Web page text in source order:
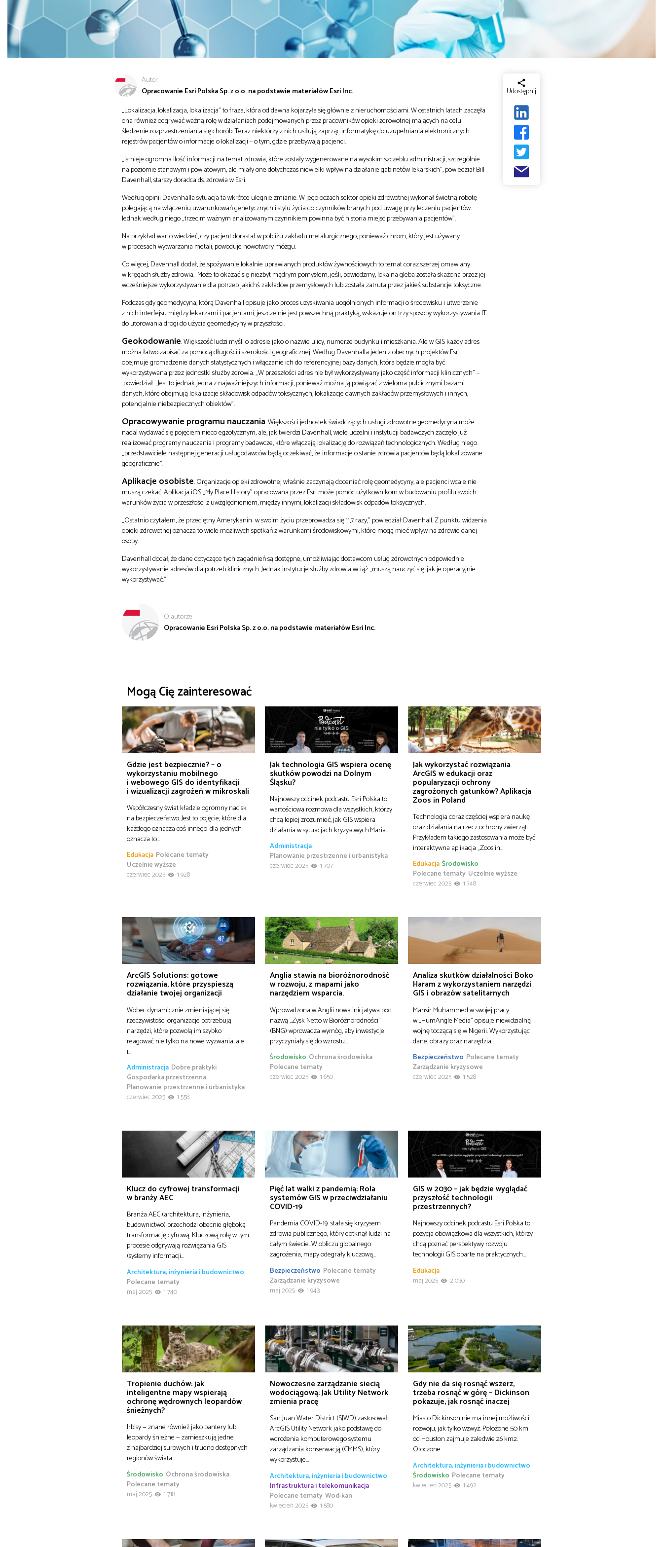
Autor
Opracowanie Esri Polska Sp. z o.o. na podstawie materiałów Esri Inc.
„Lokalizacja, lokalizacja, lokalizacja” to fraza, która od dawna kojarzyła się głównie z nieruchomościami. W ostatnich latach zaczęła
ona również odgrywać ważną rolę w działaniach podejmowanych przez pracowników opieki zdrowotnej mających na celu
śledzenie rozprzestrzeniania się chorób. Teraz niektórzy z nich usiłują zaprząc informatykę do uzupełniania elektronicznych
rejestrów pacjentów o informacje o lokalizacji – o tym, gdzie przebywają pacjenci.
„Istnieje ogromna ilość informacji na temat zdrowia, które zostały wygenerowane na wysokim szczeblu administracji, szczególnie
na poziomie stanowym i powiatowym, ale miały one dotychczas niewielki wpływ na działanie gabinetów lekarskich”, powiedział Bill
Davenhall, starszy doradca ds. zdrowia w Esri.
Według opinii Davenhalla sytuacja ta wkrótce ulegnie zmianie. W jego oczach sektor opieki zdrowotnej wykonał świetną robotę
polegającą na włączeniu uwarunkowań genetycznych i stylu życia do czynników branych pod uwagę przy leczeniu pacjentów.
Jednak według niego „trzecim ważnym analizowanym czynnikiem powinna być historia miejsc przebywania pacjentów”.
Na przykład warto wiedzieć, czy pacjent dorastał w pobliżu zakładu metalurgicznego, ponieważ chrom, który jest używany
w procesach wytwarzania metali, powoduje nowotwory mózgu.
Co więcej, Davenhall dodał, że spożywanie lokalnie uprawianych produktów żywnościowych to temat coraz szerzej omawiany
w kręgach służby zdrowia. Może to okazać się niezbyt mądrym pomysłem, jeśli, powiedzmy, lokalna gleba została skażona przez jej
wcześniejsze wykorzystywanie dla potrzeb jakichś zakładów przemysłowych lub została zatruta przez jakieś substancje toksyczne.
Podczas gdy geomedycyna, którą Davenhall opisuje jako proces uzyskiwania uogólnionych informacji o środowisku i utworzenie
z nich interfejsu między lekarzami i pacjentami, jeszcze nie jest powszechną praktyką, wskazuje on trzy sposoby wykorzystywania IT
do utorowania drogi do użycia geomedycyny w przyszłości.
Geokodowanie. Większość ludzi myśli o adresie jako o nazwie ulicy, numerze budynku i mieszkania. Ale w GIS każdy adres
można łatwo zapisać za pomocą długości i szerokości geograficznej. Według Davenhalla jeden z obecnych projektów Esri
obejmuje gromadzenie danych statystycznych i włączanie ich do referencyjnej bazy danych, która będzie mogła być
wykorzystywana przez jednostki służby zdrowia. „W przeszłości adres nie był wykorzystywany jako część informacji klinicznych” –
powiedział. „Jest to jednak jedna z najważniejszych informacji, ponieważ można ją powiązać z wieloma publicznymi bazami
danych, które obejmują lokalizacje składowisk odpadów toksycznych, lokalizacje dawnych zakładów przemysłowych i innych,
potencjalnie niebezpiecznych obiektów”.
Opracowywanie programu nauczania. Większości jednostek świadczących usługi zdrowotne geomedycyna może
nadal wydawać się pojęciem nieco egzotycznym, ale, jak twierdzi Davenhall, wiele uczelni i instytucji badawczych zaczęło już
realizować programy nauczania i programy badawcze, które włączają lokalizację do rozwiązań technologicznych. Według niego
„przedstawiciele następnej generacji usługodawców będą oczekiwać, że informacje o stanie zdrowia pacjentów będą lokalizowane
geograficznie”.
Aplikacje osobiste. Organizacje opieki zdrowotnej właśnie zaczynają doceniać rolę geomedycyny, ale pacjenci wcale nie
muszą czekać. Aplikacja iOS „My Place History” opracowana przez Esri może pomóc użytkownikom w budowaniu profilu swoich
warunków życia w przeszłości z uwzględnieniem, między innymi, lokalizacji składowisk odpadów toksycznych.
„Ostatnio czytałem, że przeciętny Amerykanin w swoim życiu przeprowadza się 11,7 razy,” powiedział Davenhall. Z punktu widzenia
opieki zdrowotnej oznacza to wiele możliwych spotkań z warunkami środowiskowymi, które mogą mieć wpływ na zdrowie danej
osoby.
Davenhall dodał, że dane dotyczące tych zagadnień są dostępne, umożliwiając dostawcom usług zdrowotnych odpowiednie
wykorzystywanie adresów dla potrzeb klinicznych. Jednak instytucje służby zdrowia wciąż „muszą nauczyć się, jak je operacyjnie
wykorzystywać.”
O autorze
Opracowanie Esri Polska Sp. z o.o. na podstawie materiałów Esri Inc.
Udostępnij
Mogą Cię zainteresować
Gdzie jest bezpiecznie? – o
wykorzystaniu mobilnego
i webowego GIS do identyfikacji
i wizualizacji zagrożeń w mikroskali
Współczesny świat kładzie ogromny nacisk
na bezpieczeństwo. Jest to pojęcie, które dla
każdego oznacza coś innego: dla jednych
oznacza to…
Edukacja Polecane tematy
Uczelnie wyższe
czerwiec 2025
1 928
Jak technologia GIS wspiera ocenę
skutków powodzi na Dolnym
Śląsku?
Najnowszy odcinek podcastu Esri Polska to
wartościowa rozmowa dla wszystkich, którzy
chcą lepiej zrozumieć, jak GIS wspiera
działania w sytuacjach kryzysowych.Maria…
Administracja
Planowanie przestrzenne i urbanistyka
czerwiec 2025
1 707
Jak wykorzystać rozwiązania
ArcGIS w edukacji oraz
popularyzacji ochrony
zagrożonych gatunków? Aplikacja
Zoos in Poland
Technologia coraz częściej wspiera naukę
oraz działania na rzecz ochrony zwierząt.
Przykładem takiego zastosowania może być
interaktywna aplikacja „Zoos in…
Edukacja
Polecane tematy
Środowisko
Uczelnie wyższe
czerwiec 2025
1 748
ArcGIS Solutions: gotowe
rozwiązania, które przyspieszą
działanie twojej organizacji
Wobec dynamicznie zmieniającej się
rzeczywistości organizacje potrzebują
narzędzi, które pozwolą im szybko
reagować nie tylko na nowe wyzwania, ale
i…
Administracja Dobre praktyki
Gospodarka przestrzenna
Planowanie przestrzenne i urbanistyka
czerwiec 2025
1 558
Anglia stawia na bioróżnorodność
w rozwoju, z mapami jako
narzędziem wsparcia.
Wprowadzona w Anglii nowa inicjatywa pod
nazwą „Zysk Netto w Bioróżnorodności”
(BNG) wprowadza wymóg, aby inwestycje
przyczyniały się do wzrostu…
Ochrona środowiska
Polecane tematy
Środowisko
czerwiec 2025
1 650
Analiza skutków działalności Boko
Haram z wykorzystaniem narzędzi
GIS i obrazów satelitarnych
Mansir Muhammed w swojej pracy
w „HumAngle Media” opisuje niewidzialną
wojnę toczącą się w Nigerii. Wykorzystując
dane, obrazy oraz narzędzia…
Bezpieczeństwo Polecane tematy
Zarządzanie kryzysowe
czerwiec 2025
1 528
Klucz do cyfrowej transformacji
w branży AEC
Branża AEC (architektura, inżynieria,
budownictwo) przechodzi obecnie głęboką
transformację cyfrową. Kluczową rolę w tym
procesie odgrywają rozwiązania GIS
(systemy informacji…
Architektura, inżynieria i budownictwo
Polecane tematy
maj 2025
1 740
Pięć lat walki z pandemią: Rola
systemów GIS w przeciwdziałaniu
COVID-19
Pandemia COVID-19 stała się kryzysem
zdrowia publicznego, który dotknął ludzi na
całym świecie. W obliczu globalnego
zagrożenia, mapy odegrały kluczową…
Bezpieczeństwo Polecane tematy
Zarządzanie kryzysowe
maj 2025
1 943
GIS w 2030 – jak będzie wyglądać
przyszłość technologii
przestrzennych?
Najnowszy odcinek podcastu Esri Polska to
pozycja obowiązkowa dla wszystkich, którzy
chcą poznać perspektywy rozwoju
technologii GIS oparte na praktycznych…
Edukacja
maj 2025
2 030
Tropienie duchów: jak
inteligentne mapy wspierają
ochronę wędrownych leopardów
śnieżnych?
Irbisy — znane również jako pantery lub
leopardy śnieżne — zamieszkują jedne
z najbardziej surowych i trudno dostępnych
regionów świata….
Ochrona środowiska
Polecane tematy
Środowisko
maj 2025
1 718
Nowoczesne zarządzanie siecią
wodociągową: Jak Utility Network
zmienia pracę
San Juan Water District (SJWD) zastosował
ArcGIS Utility Network jako podstawę do
wdrożenia komputerowego systemu
zarządzania konserwacją (CMMS), który
wykorzystuje…
Architektura, inżynieria i budownictwo
Infrastruktura i telekomunikacja
Polecane tematy Wod-kan
kwiecień 2025
1 580
Gdy nie da się rosnąć wszerz,
trzeba rosnąć w górę – Dickinson
pokazuje, jak rosnąć inaczej
Miasto Dickinson nie ma innej możliwości
rozwoju, jak tylko wzwyż. Położone 50 km
od Houston zajmuje zaledwie 26 km2.
Otoczone…
Architektura, inżynieria i budownictwo
Polecane tematy
Środowisko
kwiecień 2025
1 492